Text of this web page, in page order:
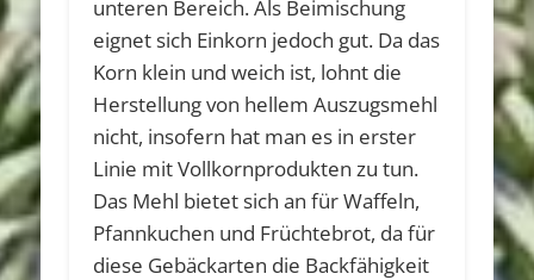
unteren Bereich. Als Beimischung
eignet sich Einkorn jedoch gut. Da das
Korn klein und weich ist, lohnt die
Herstellung von hellem Auszugsmehl
nicht, insofern hat man es in erster
Linie mit Vollkornprodukten zu tun.
Das Mehl bietet sich an für Waffeln,
Pfannkuchen und Früchtebrot, da für
diese Gebäckarten die Backfähigkeit